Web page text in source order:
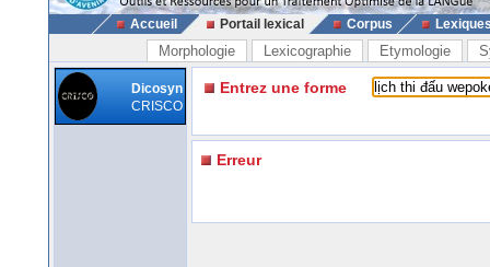
Accueil Portail lexical Corpus
Morphologie Lexicographie Etymologie
Dicosyn
CRISCO
Entrez une forme
Erreur